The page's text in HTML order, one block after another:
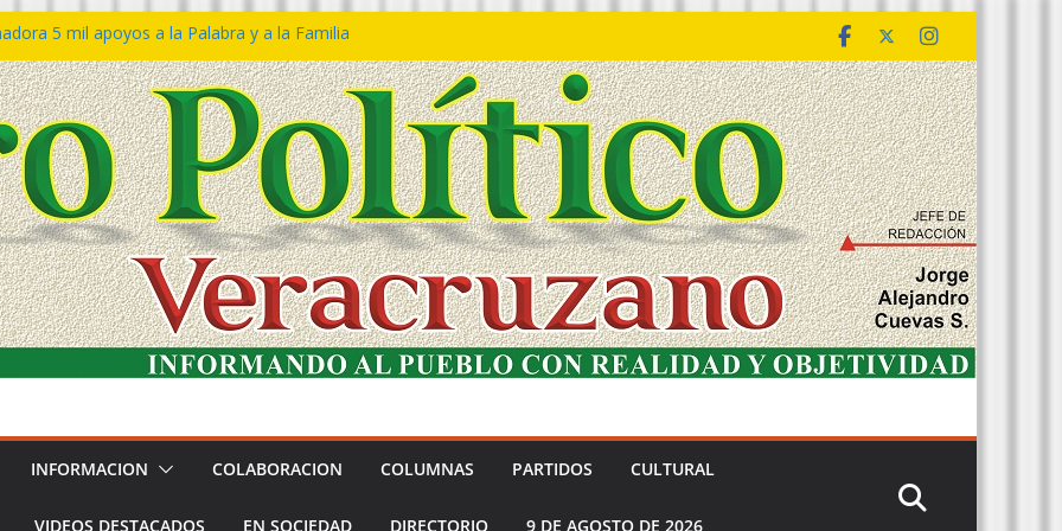
5 mil apoyos a la Palabra y a la Familia
Declaraciones de Procedencia en contra
𝙂𝙤𝙗𝙞𝙚𝙧𝙣𝙤 𝙙𝙚𝙡 𝙀𝙨𝙩𝙖𝙙𝙤 𝙖 𝙙𝙞𝙨𝙛𝙧𝙪𝙩𝙖𝙧
𝙙𝙚𝙡 𝙈𝙖𝙧 𝙚𝙣 𝘾𝙤𝙖𝙩𝙯𝙖𝙘𝙤𝙖𝙡𝙘𝙤𝙨
de policías con vocación de servicio y
SSP
Bravo rechaza acusaciones y asegura que
solicitud de desafuero
INFORMACION COLABORACION COLUMNAS PARTIDOS CULTURAL
VIDEOS DESTACADOS EN SOCIEDAD DIRECTORIO 9 DE AGOSTO DE 2026